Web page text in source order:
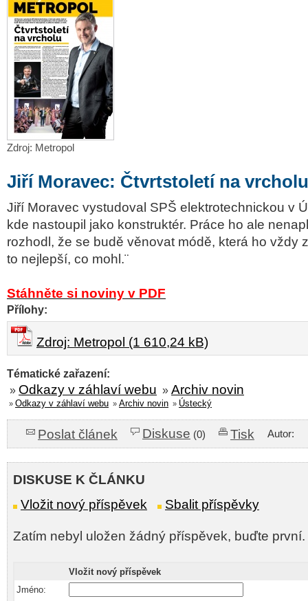
Zdroj: Metropol
Jiří Moravec: Čtvrtstoletí na vrcholu
Jiří Moravec vystudoval SPŠ elektrotechnickou v
kde nastoupil jako konstruktér. Práce ho ale
rozhodl, že se budě věnovat módě, která ho vždy
to nejlepší, co mohl.¨
Stáhněte si noviny v PDF
Přílohy:
Zdroj: Metropol (1 610,24 kB)
Tématické zařazení:
» Odkazy v záhlaví webu » Archiv novin
» Odkazy v záhlaví webu » Archiv novin » Ústecký
Poslat článek Diskuse (0) Tisk Autor:
DISKUSE K ČLÁNKU
Vložit nový příspěvek
Sbalit příspěvky
Zatím nebyl uložen žádný příspěvek, buďte první.
Vložit nový příspěvek
Jméno: